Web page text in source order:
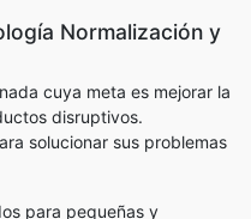
Normalización y
cuya meta es mejorar la
disruptivos.
solucionar sus problemas
para pequeñas y